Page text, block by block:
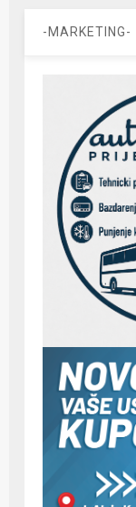
-MARKETING-